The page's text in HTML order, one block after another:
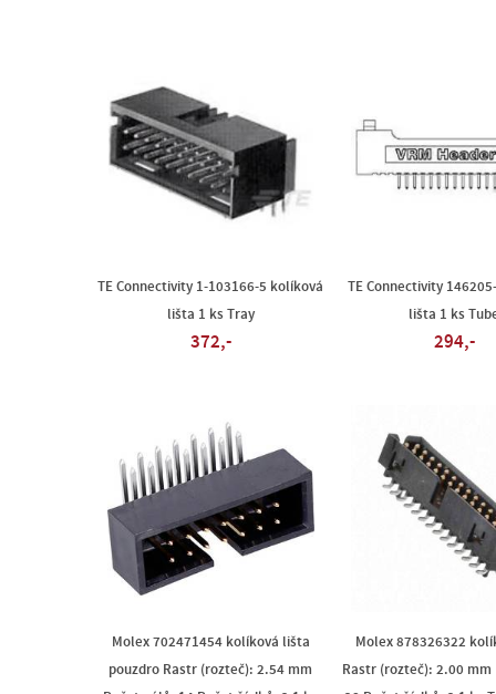
TE Connectivity 1-103166-5 kolíková
lišta 1 ks Tray
372,-
TE Connectivity
lišta 1 ks
294,-
Molex 702471454 kolíková lišta
pouzdro Rastr (rozteč): 2.54 mm
Molex 878326322
Rastr (rozteč): 2.00 mm